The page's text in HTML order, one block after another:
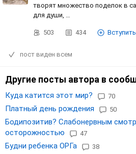
творят множество поделок в
для души, …
503 434 Вступить
пост виден всем
Другие посты автора в
Куда катится этот мир? 70
Платный день рождения 50
Бодипозитив? Слабонервным
осторожностью
47
Будни ребенка ОРГа 38